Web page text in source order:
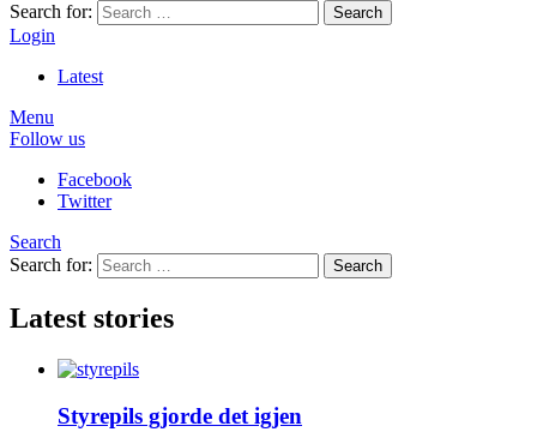
Search for:
Search
Login
Latest
Menu
Follow us
Facebook
Twitter
Search
Search for:
Search
Latest stories
Styrepils gjorde det igjen